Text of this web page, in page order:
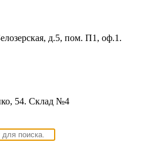
д.5, пом. П1, оф.1.
54. Склад №4